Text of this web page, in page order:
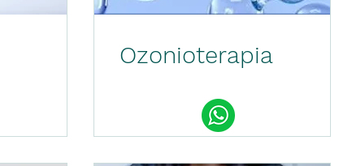
Ozonioterapia